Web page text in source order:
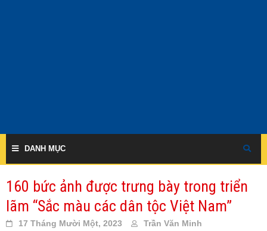
DANH MỤC
160 bức ảnh được trưng bày trong triển
lãm “Sắc màu các dân tộc Việt Nam”
17 Tháng Mười Một, 2023 Trần Văn Minh